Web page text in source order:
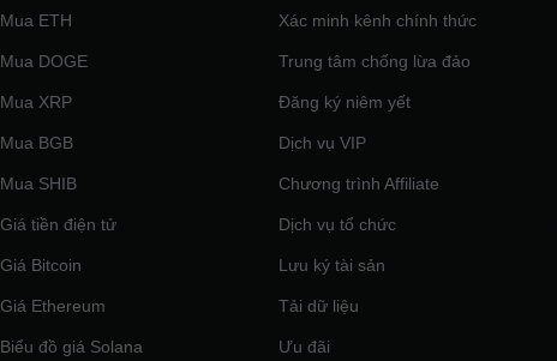
Mua ETH
Mua DOGE
Mua XRP
Mua BGB
Mua SHIB
Giá tiền điện tử
Giá Bitcoin
Giá Ethereum
Biểu đồ giá Solana
Xác minh kênh chính thức
Trung tâm chống lừa đảo
Đăng ký niêm yết
Dịch vụ VIP
Chương trình Affiliate
Dịch vụ tổ chức
Lưu ký tài sản
Tải dữ liệu
Ưu đãi